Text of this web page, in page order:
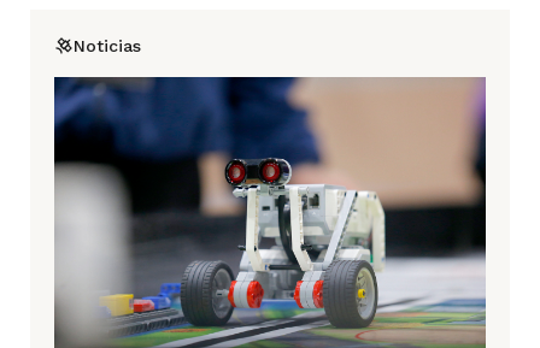
Noticias